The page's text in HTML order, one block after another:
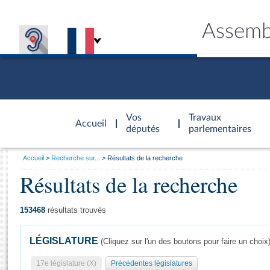
Accueil
d'accueil
Vos
députés
Travaux
parlementaires
Général
Vous
Accueil Recherche sur... Résultats de la recherche
Résultats de la recherche
153468 résultats trouvés
LÉGISLATURE (Cliquez sur l'un des boutons pour faire un choix)
17e législature (X) Précédentes législatures